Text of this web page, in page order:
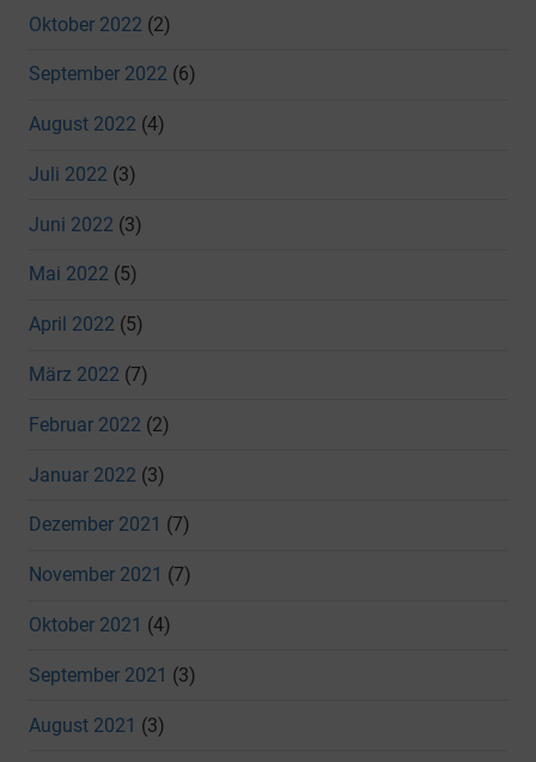
Oktober 2022 (2)
September 2022 (6)
August 2022 (4)
Juli 2022 (3)
Juni 2022 (3)
Mai 2022 (5)
April 2022 (5)
März 2022 (7)
Februar 2022 (2)
Januar 2022 (3)
Dezember 2021 (7)
November 2021 (7)
Oktober 2021 (4)
September 2021 (3)
August 2021 (3)